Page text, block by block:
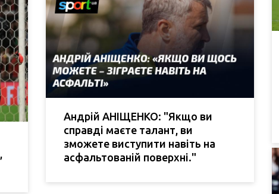
Андрій АНІЩЕНКО: "Якщо ви
справді маєте талант, ви
зможете виступити навіть на
асфальтованій поверхні."